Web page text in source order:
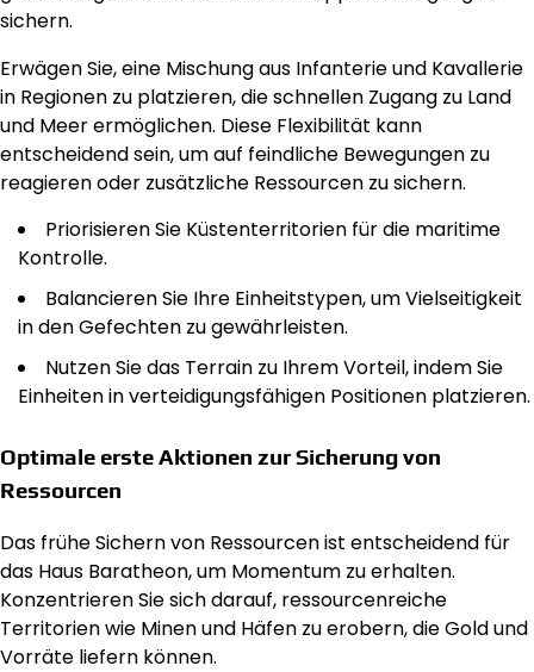
sichern.
Erwägen Sie, eine Mischung aus Infanterie und Kavallerie
in Regionen zu platzieren, die schnellen Zugang zu Land
und Meer ermöglichen. Diese Flexibilität kann
entscheidend sein, um auf feindliche Bewegungen zu
reagieren oder zusätzliche Ressourcen zu sichern.
Priorisieren Sie Küstenterritorien für die maritime
Kontrolle.
Balancieren Sie Ihre Einheitstypen, um Vielseitigkeit
in den Gefechten zu gewährleisten.
Nutzen Sie das Terrain zu Ihrem Vorteil, indem Sie
Einheiten in verteidigungsfähigen Positionen platzieren.
Optimale erste Aktionen zur Sicherung von
Ressourcen
Das frühe Sichern von Ressourcen ist entscheidend für
das Haus Baratheon, um Momentum zu erhalten.
Konzentrieren Sie sich darauf, ressourcenreiche
Territorien wie Minen und Häfen zu erobern, die Gold und
Vorräte liefern können.